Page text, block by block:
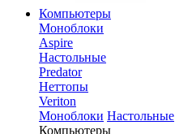
Компьютеры
Моноблоки
Aspire
Настольные
Predator
Неттопы
Veriton
Моноблоки Настольные
Компьютеры